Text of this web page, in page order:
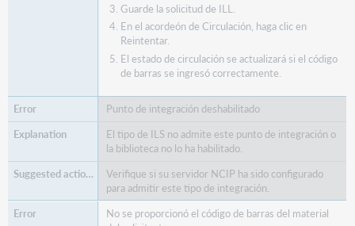
Guarde la solicitud de ILL.
En el acordeón de Circulación, haga clic en
Reintentar.
El estado de circulación se actualizará si el código
de barras se ingresó correctamente.
Punto de integración deshabilitado
El tipo de ILS no admite este punto de integración o
la biblioteca no lo ha habilitado.
Verifique si su servidor NCIP ha sido configurado
para admitir este tipo de integración.
No se proporcionó el código de barras del material